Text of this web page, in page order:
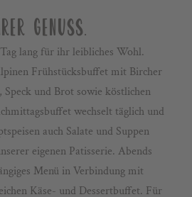
GENUSS.
lang für ihr leibliches Wohl.
Frühstücksbuffet mit Bircher
und Brot sowie köstlichen
wechselt täglich und
auch Salate und Suppen
eigenen Patisserie. Abends
Menü in Verbindung mit
Käse- und Dessertbuffet. Für